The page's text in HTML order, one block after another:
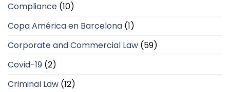
Compliance (10)
Copa América en Barcelona (1)
Corporate and Commercial Law (59)
Covid-19 (2)
Criminal Law (12)